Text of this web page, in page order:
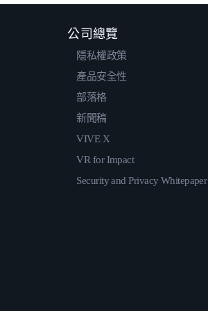
公司總覽
隱私權政策
產品安全性
部落格
新聞稿
VIVE X
VR for Impact
Security and Privacy Whitepaper